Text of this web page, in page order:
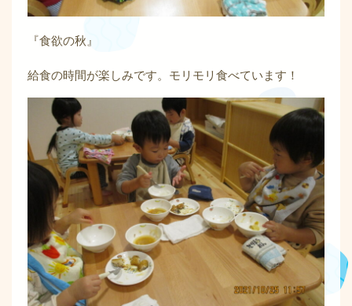
『食欲の秋』
給食の時間が楽しみです。モリモリ食べています！